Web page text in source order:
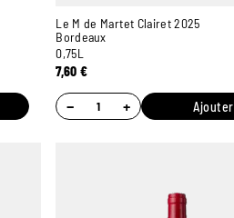
Le M de Martet Clairet 2025
Bordeaux
0,75L
7,60€
− + Ajouter